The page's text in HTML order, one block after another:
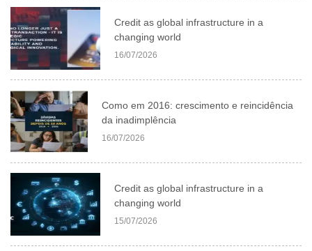
Credit as global infrastructure in a
changing world
16/07/2026
Como em 2016: crescimento e reincidência
da inadimplência
16/07/2026
Credit as global infrastructure in a
changing world
15/07/2026